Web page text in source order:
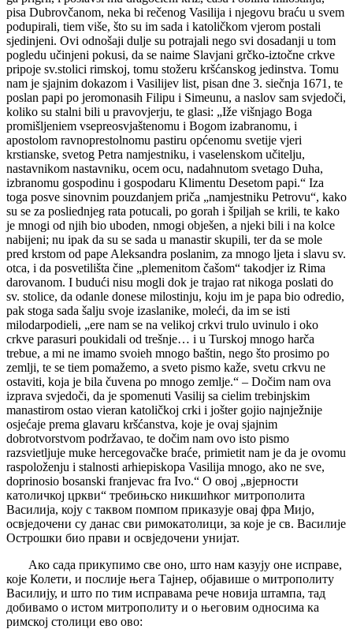
pisa Dubrovčanom, neka bi rečenog Vasilija i njegovu braću u svem
podupirali, tiem više, što su im sada i katoličkom vjerom postali
sjedinjeni. Ovi odnošaji dulje su potrajali nego svi dosadanji u tom
pogledu učinjeni pokusi, da se naime Slavjani grčko-iztočne crkve
pripoje sv.stolici rimskoj, tomu stožeru kršćanskog jedinstva. Tomu
nam je sjajnim dokazom i Vasilijev list, pisan dne 3. siečnja 1671, te
poslan papi po jeromonasih Filipu i Simeunu, a naslov sam svjedoči,
koliko su stalni bili u pravovjerju, te glasi: „Iže višnjago Boga
promišljeniem vsepreosvjaštenomu i Bogom izabranomu, i
apostolom ravnoprestolnomu pastiru općenomu svetije vjeri
krstianske, svetog Petra namjestniku, i vaselenskom učitelju,
nastavnikom nastavniku, ocem ocu, nadahnutom svetago Duha,
izbranomu gospodinu i gospodaru Klimentu Desetom papi.“ Iza
toga posve sinovnim pouzdanjem priča „namjestniku Petrovu“, kako
su se za posliednjeg rata potucali, po gorah i špiljah se krili, te kako
je mnogi od njih bio uboden, nmogi obješen, a njeki bili i na kolce
nabijeni; nu ipak da su se sada u manastir skupili, ter da se mole
pred krstom od pape Aleksandra poslanim, za mnogo ljeta i slavu sv.
otca, i da posvetilišta čine „plemenitom čašom“ takodjer iz Rima
darovanom. I budući nisu mogli dok je trajao rat nikoga poslati do
sv. stolice, da odanle donese milostinju, koju im je papa bio odredio,
pak stoga sada šalju svoje izaslanike, moleći, da im se isti
milodarpodieli, „ere nam se na velikoj crkvi trulo uvinulo i oko
crkve parasuri poukidali od trešnje… i u Turskoj mnogo harča
trebue, a mi ne imamo svoieh mnogo baštin, nego što prosimo po
zemlji, te se tiem pomažemo, a sveto pismo kaže, svetu crkvu ne
ostaviti, koja je bila čuvena po mnogo zemlje.“ – Dočim nam ova
izprava svjedoči, da je spomenuti Vasilij sa cielim trebinjskim
manastirom ostao vieran katoličkoj crki i jošter gojio najnježnije
osjećaje prema glavaru kršćanstva, koje je ovaj sjajnim
dobrotvorstvom podržavao, te dočim nam ovo isto pismo
razsvietljuje muke hercegovačke braće, primietit nam je da je ovomu
raspoloženju i stalnosti arhiepiskopa Vasilija mnogo, ako ne sve,
doprinosio bosanski franjevac fra Ivo.“ O овој „вјерности
католичкој цркви“ требињско никшићког митрополита
Василија, коју с таквом помпом приказује овај фра Мијо,
освједочени су данас сви римокатолици, за које је св. Василије
Острошки био прави и освједочени унијат.
Ако сада прикупимо све оно, што нам казују оне исправе,
које Колети, и послије њега Тајнер, објавише о митрополиту
Василију, и што по тим исправама рече новија штампа, тад
добивамо о истом митрополиту и о његовим односима ка
римској столици ево ово: